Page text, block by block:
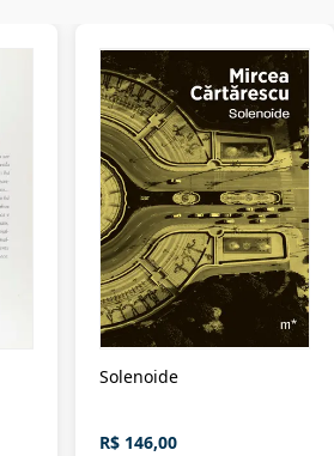
Solenoide
R$ 146,00